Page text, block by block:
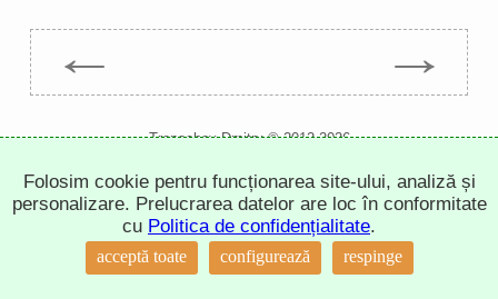
← →
Trepachev Dmitry © 2012-2026
politica de confidențialitate configurează cookie-urile
Folosim cookie pentru funcționarea site-ului, analiză și
personalizare. Prelucrarea datelor are loc în conformitate
cu Politica de confidențialitate.
acceptă toate configurează respinge